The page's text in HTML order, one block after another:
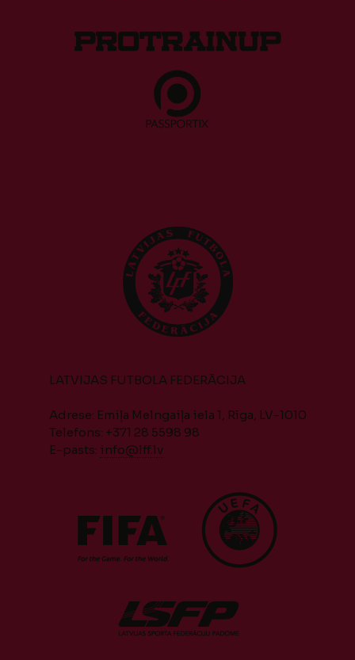
LATVIJAS FUTBOLA FEDERĀCIJA
Adrese: Emiļa Melngaiļa iela 1, Rīga, LV-1010
Telefons: +371 28 5598 98
E-pasts: info@lff.lv